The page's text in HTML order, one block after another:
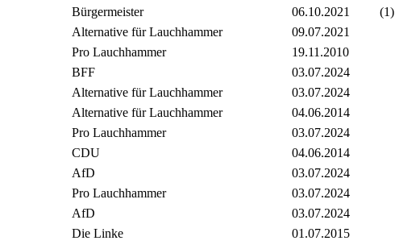
Bürgermeister 06.10.2021 (1)
Alternative für Lauchhammer
09.07.2021
Pro Lauchhammer
19.11.2010
BFF
03.07.2024
Alternative für Lauchhammer
03.07.2024
Alternative für Lauchhammer
04.06.2014
Pro Lauchhammer
03.07.2024
CDU
04.06.2014
AfD
03.07.2024
Pro Lauchhammer
03.07.2024
AfD
03.07.2024
Die Linke
01.07.2015